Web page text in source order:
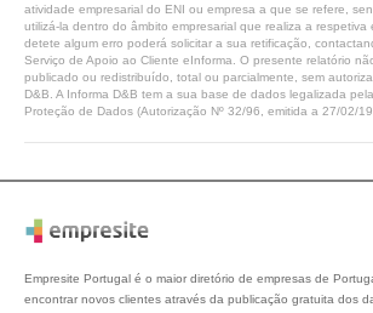
atividade empresarial do ENI ou empresa a que se refere,
utilizá-la dentro do âmbito empresarial que realiza a respetiva
detete algum erro poderá solicitar a sua retificação,
Serviço de Apoio ao Cliente eInforma. O presente relatório
publicado ou redistribuído, total ou parcialmente, sem
D&B. A Informa D&B tem a sua base de dados legalizada
Proteção de Dados (Autorização Nº 32/96, emitida a 27/02/
Empresite Portugal é o maior diretório de empresas de
encontrar novos clientes através da publicação gratuita dos